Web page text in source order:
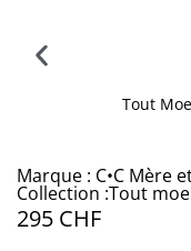
Tout
Marque : C•C Mère
Collection :Tout
295 CHF